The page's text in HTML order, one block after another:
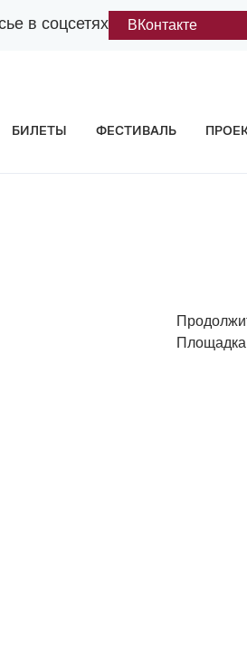
в соцсетях ВКонтакте
БИЛЕТЫ ФЕСТИВАЛЬ